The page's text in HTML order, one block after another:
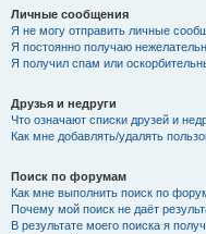
Личные сообщения
Я не могу отправить личные
Я постоянно получаю
Я получил спам или
Друзья и недруги
Что означают списки друзей и
Как мне добавлять/удалять
Поиск по форумам
Как мне выполнить поиск по
Почему мой поиск не даёт
В результате моего поиска я